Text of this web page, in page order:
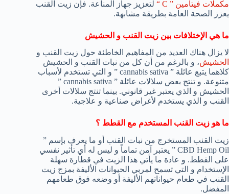
مكملات فيتامين ” C “
لتعزيز جهاز المناعة. فإن زيت القنب
يعزز الصحة العامة بطريقة مشابهة.
ما هي الإختلافات بين زيت القنب و الحشيش
لا يزال هناك العديد من المفاهيم الخاطئة حول زيت القنب و
الحشيش، و بالرغم من أن كل من نبات القنب و الحشيش
كلاهما يتبع عائلة ” cannabis sativa ” و التي تستخدم لأسباب
متنوعة. و تنتج بعض سلالات عائلة ” cannabis sativa ”
الحشيش و الذي يعتبر غير قانوني. بينما تنتج سلالات أخرى
القنب و الذي يستخدم لأغراض صناعية و علاجية.
ما هو زيت القنب المستخدم مع القطط ؟
زيت القنب المستخرج من نبات القنب أو ما يعرف بإسم ”
CBD Hemp Oil ” يعتبر آمن تماماً و ليس له أي تأثير نفسي
على القطط. و عادة ما يأتي هذا الزيت في قطارة سهلة
الإستخدام و التي تسمح لمربي الحيوانات الأليفة بمزج زيت
القنب في طعام حيواناتهم الأليفة أو وضعه فوق طعامهم
المفضل.